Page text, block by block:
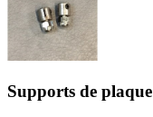
Supports de plaque